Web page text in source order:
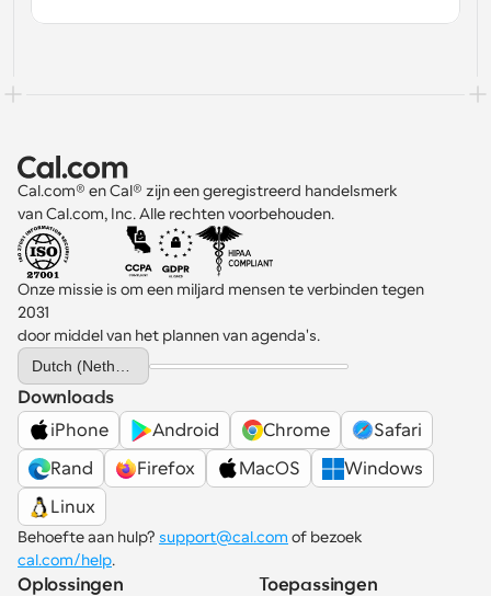
Instant Vergaderingen
Ontmoet cliënten binnen enkele minuten
Dynamische Groep Links
Boek naadloos vergaderingen met meerdere mensen
Webhooks
Ontvang een melding wanneer er iets gebeurt
Cal.com® en Cal® zijn een geregistreerd handelsmerk
van Cal.com, Inc. Alle rechten voorbehouden.
Onze missie is om een miljard mensen te verbinden tegen
2031
door middel van het plannen van agenda's.
Select Language
Downloads
iPhone
Android Chrome
Safari
Rand
Firefox MacOS
Windows
Linux
Behoefte aan hulp? support@cal.com
cal.com/help.
Oplossingen
Toepassingen